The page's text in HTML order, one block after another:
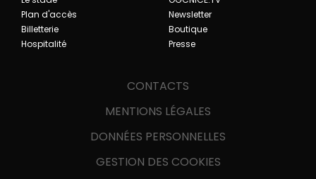
Plan d'accès
Billetterie
Hospitalité
Newsletter
Boutique
Presse
CONTACTS
MENTIONS LÉGALES
DONNÉES PERSONNELLES
GESTION DES COOKIES